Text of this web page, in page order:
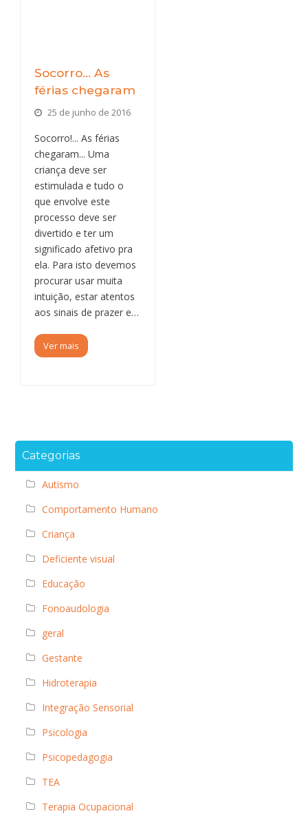
Socorro… As
férias chegaram
25 de junho de 2016
Socorro!... As férias
chegaram... Uma
criança deve ser
estimulada e tudo o
que envolve este
processo deve ser
divertido e ter um
significado afetivo pra
ela. Para isto devemos
procurar usar muita
intuição, estar atentos
aos sinais de prazer e…
Ver mais
Categorias
Autismo
Comportamento Humano
Criança
Deficiente visual
Educação
Fonoaudologia
geral
Gestante
Hidroterapia
Integração Sensorial
Psicologia
Psicopedagogia
TEA
Terapia Ocupacional